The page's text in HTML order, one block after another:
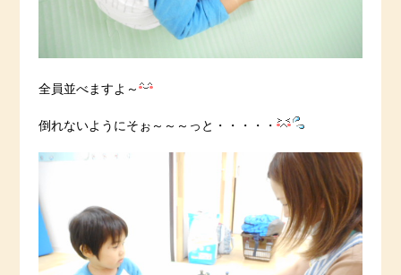
全員並べますよ～
倒れないようにそぉ～～～っと・・・・・